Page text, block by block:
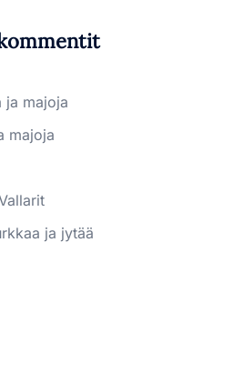
ja majoja
majoja
ja jytää